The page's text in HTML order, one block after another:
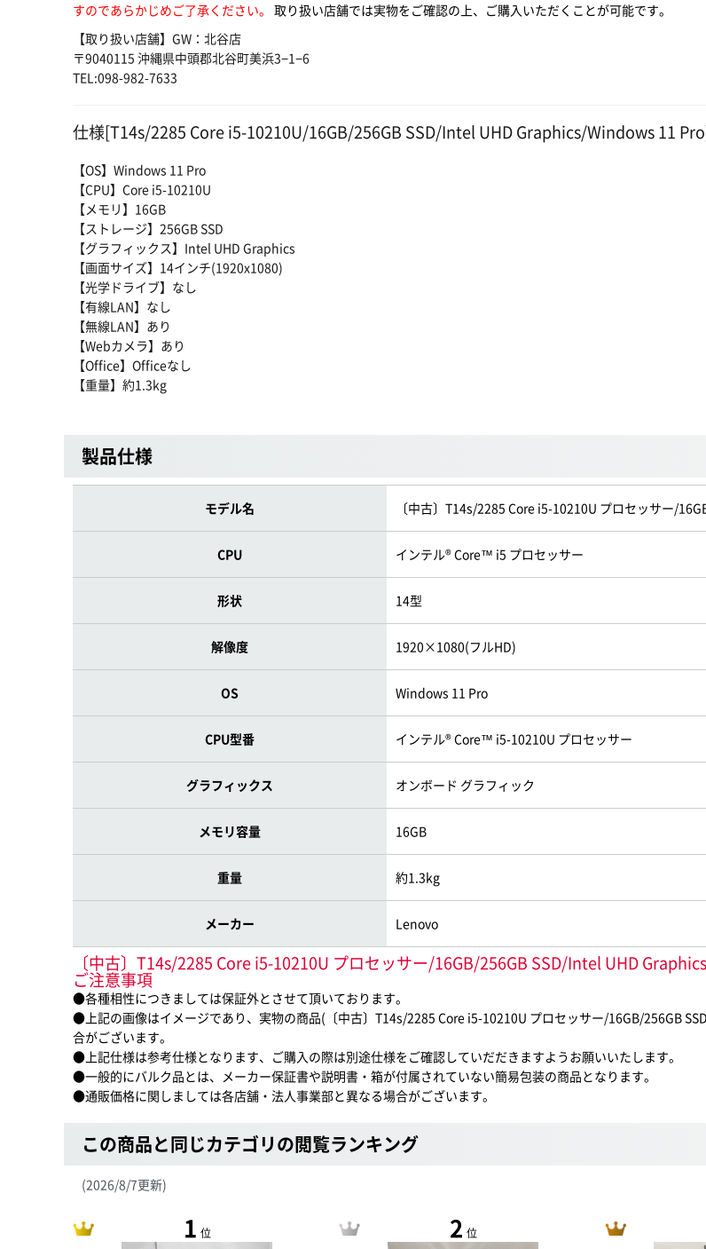
すのであらかじめご了承ください。 取り扱い店舗では実物をご確認の上、ご購入いただくことが可能です。
【取り扱い店舗】GW：北谷店
〒9040115 沖縄県中頭郡北谷町美浜3−1−6
TEL:098-982-7633
仕様[T14s/2285 Core i5-10210U/16GB/256GB SSD/Intel UHD Graphics/Windows 11
【OS】Windows 11 Pro
【CPU】Core i5-10210U
【メモリ】16GB
【ストレージ】256GB SSD
【グラフィックス】Intel UHD Graphics
【画面サイズ】14インチ(1920x1080)
【光学ドライブ】なし
【有線LAN】なし
【無線LAN】あり
【Webカメラ】あり
【Office】Officeなし
【重量】約1.3kg
製品仕様
モデル名 〔中古〕T14s/2285 Core i5-10210U プロセッサー/
CPU インテル® Core™ i5 プロセッサー
形状 14型
解像度 1920×1080(フルHD)
OS Windows 11 Pro
CPU型番 インテル® Core™ i5-10210U プロセッサー
グラフィックス オンボード グラフィック
メモリ容量 16GB
重量 約1.3kg
メーカー Lenovo
〔中古〕T14s/2285 Core i5-10210U プロセッサー/16GB/256GB SSD/Intel UHD
ご注意事項
●各種相性につきましては保証外とさせて頂いております。
●上記の画像はイメージであり、実物の商品(〔中古〕T14s/2285 Core i5-10210U プロセッサー/16GB/256GB
合がございます。
●上記仕様は参考仕様となります、ご購入の際は別途仕様をご確認していだだきますようお願いいたします。
●一般的にバルク品とは、メーカー保証書や説明書・箱が付属されていない簡易包装の商品となります。
●通販価格に関しましては各店舗・法人事業部と異なる場合がございます。
この商品と同じカテゴリの閲覧ランキング
(2026/8/7更新)
1 位 2 位